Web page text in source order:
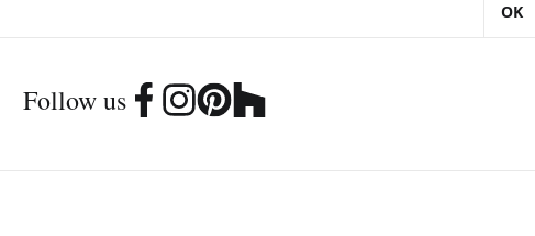
OK
Follow us